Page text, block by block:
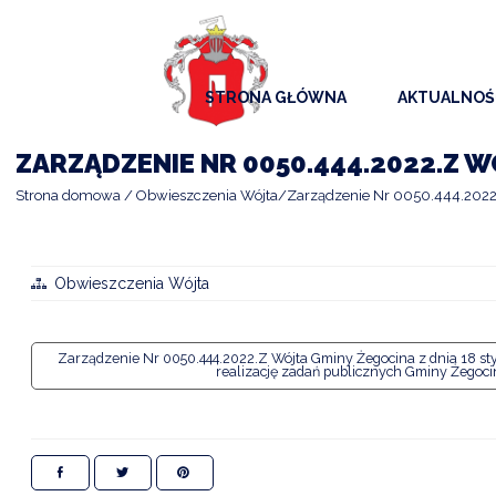
STRONA GŁÓWNA
ZARZĄDZENIE NR 0050.444.2022.Z
Strona domowa Obwieszczenia Wójta Zarządzenie Nr
Obwieszczenia Wójta
Zarządzenie Nr 0050.444.2022.Z Wójta Gminy Żegocina z dnia 18
realizację zadań publicznych Gminy